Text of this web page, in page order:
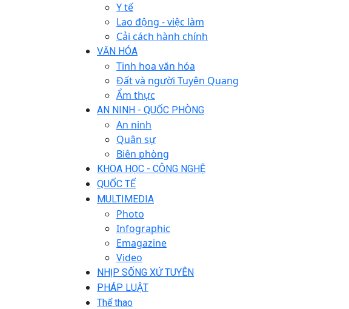
Y tế
Lao động - việc làm
Cải cách hành chính
VĂN HÓA
Tinh hoa văn hóa
Đất và người Tuyên Quang
Ẩm thực
AN NINH - QUỐC PHÒNG
An ninh
Quân sự
Biên phòng
KHOA HỌC - CÔNG NGHỆ
QUỐC TẾ
MULTIMEDIA
Photo
Infographic
Emagazine
Video
NHỊP SỐNG XỨ TUYÊN
PHÁP LUẬT
Thể thao